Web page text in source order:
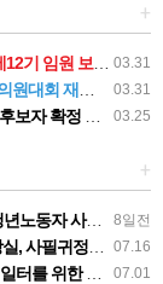
+
03.31
선거결과 공고
03.31
재소집 건
03.25
확정 공고
+
8일전
발방지 대책 마련하라
07.16
필귀정이다
07.01
시단 선포 기자회견